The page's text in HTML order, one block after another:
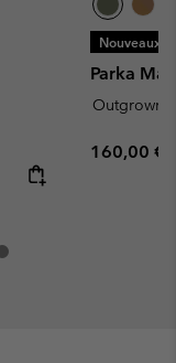
Nouveaux
Parka
Regular
160,00 €